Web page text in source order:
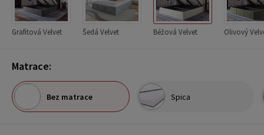
Grafitová Velvet Šedá Velvet Béžová Velvet Olivový
Matrace:
Bez matrace Spica